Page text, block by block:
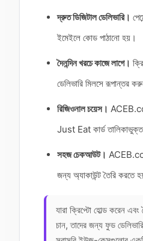
দ্রুত ডিজিটাল ডেলিভারি।
ইমেইলে কোড পাঠানো হয়।
দৈনন্দিন খরচে কাজে লাগে।
ডেলিভারি মিলসে রূপান্তর
রিজিওনাল চয়েস।
Just Eat কার্ড
সহজ চেকআউট।
জন্য অ্যাকাউন্ট তৈরি করতে
যারা ক্রিপ্টো হোল্ড করেন এবং
চান, তাদের জন্য ফুড